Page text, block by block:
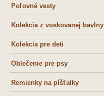
Poľovné vesty
Kolekcia z voskovanej bavlny
Kolekcia pre deti
Oblečenie pre psy
Remienky na píšťalky